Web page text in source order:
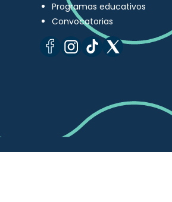
Programas educativos
Convocatorias